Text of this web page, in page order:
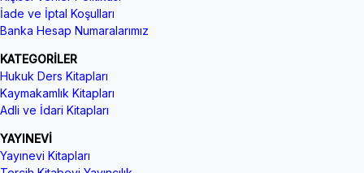
İade ve İptal Koşulları
Banka Hesap Numaralarımız
KATEGORİLER
Hukuk Ders Kitapları
Kaymakamlık Kitapları
Adli ve İdari Kitapları
YAYINEVİ
Yayınevi Kitapları